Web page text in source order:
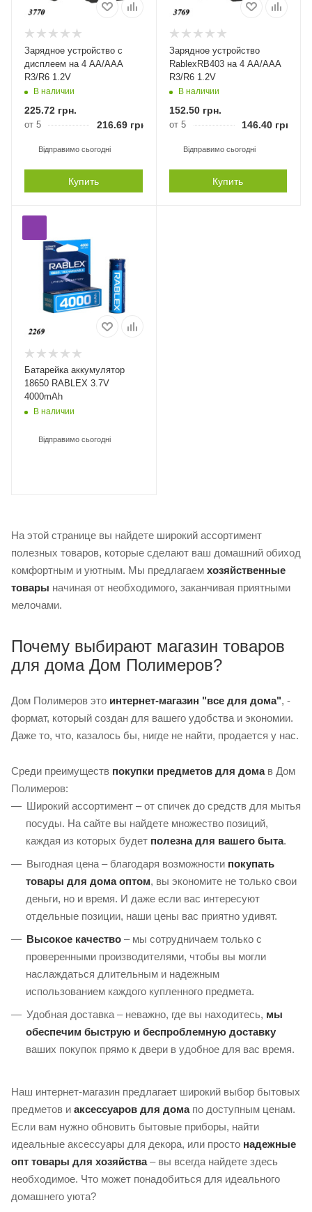
Зарядное устройство с
дисплеем на 4 AA/AAA
R3/R6 1.2V
В наличии
225.72 грн.
от 5 216.69 грн.
Відправимо сьогодні
Купить
Зарядное устройство
RablexRB403 на 4 AA/AAA
R3/R6 1.2V
В наличии
152.50грн.
от 5 146.40грн.
Відправимо сьогодні
Купить
Батарейка аккумулятор
18650 RABLEX 3.7V
4000mAh
В наличии
Відправимо сьогодні
На этой странице вы найдете широкий ассортимент
полезных товаров, которые сделают ваш домашний обиход
комфортным и уютным. Мы предлагаем хозяйственные
товары начиная от необходимого, заканчивая приятными
мелочами.
Почему выбирают магазин товаров
для дома Дом Полимеров?
Дом Полимеров это интернет-магазин "все для дома", -
формат, который создан для вашего удобства и экономии.
Даже то, что, казалось бы, нигде не найти, продается у нас.
Среди преимуществ покупки предметов для домав Дом
Полимеров:
Широкий ассортимент – от спичек до средств для мытья
посуды. На сайте вы найдете множество позиций,
каждая из которых будет полезна для вашего быта.
Выгодная цена – благодаря возможности покупать
товары для дома оптом, вы экономите не только свои
деньги, но и время. И даже если вас интересуют
отдельные позиции, наши цены вас приятно удивят.
Высокое качество – мы сотрудничаем только с
проверенными производителями, чтобы вы могли
наслаждаться длительным и надежным
использованием каждого купленного предмета.
Удобная доставка – неважно, где вы находитесь, мы
обеспечим быструю и беспроблемную доставку
ваших покупок прямо к двери в удобное для вас время.
Наш интернет-магазин предлагает широкий выбор бытовых
предметов и аксессуаров для домапо доступным ценам.
Если вам нужно обновить бытовые приборы, найти
идеальные аксессуары для декора, или просто надежные
опт товары для хозяйства– вы всегда найдете здесь
необходимое. Что может понадобиться для идеального
домашнего уюта?